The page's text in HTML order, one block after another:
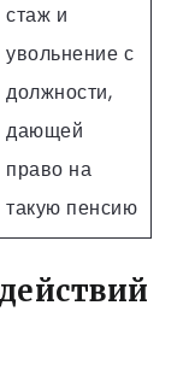
стаж и
увольнение с
должности,
дающей
право на
такую пенсию